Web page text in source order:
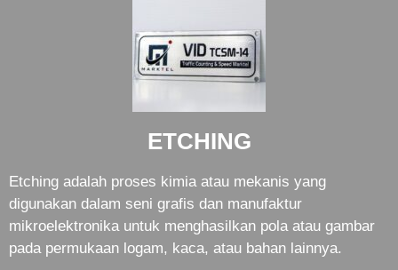
ETCHING
Etching adalah proses kimia atau mekanis yang
digunakan dalam seni grafis dan manufaktur
mikroelektronika untuk menghasilkan pola atau gambar
pada permukaan logam, kaca, atau bahan lainnya.